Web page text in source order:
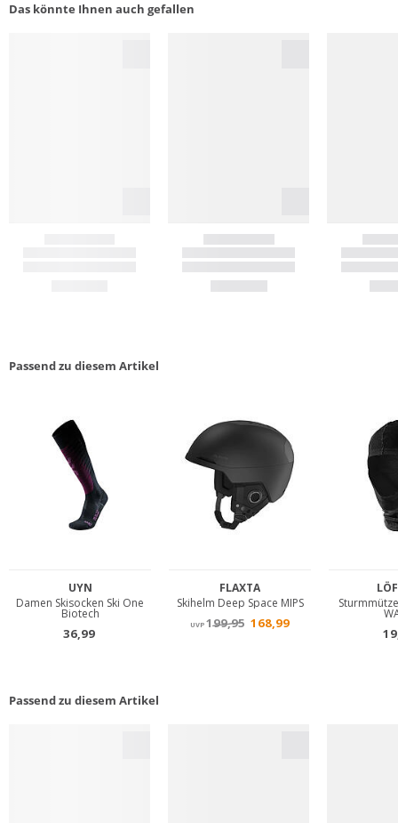
Das könnte Ihnen auch gefallen
Passend zu diesem Artikel
Passend zu diesem Artikel